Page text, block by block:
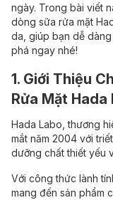
ngày. Trong bài viết
dòng sữa rửa mặt
da, giúp bạn dễ dàng
phá ngay nhé!
1. Giới Thiệu
Rửa Mặt Hada
Hada Labo, thương
mắt năm 2004 với
dưỡng chất thiết yếu
Với công thức lành
mang đến sản phẩm